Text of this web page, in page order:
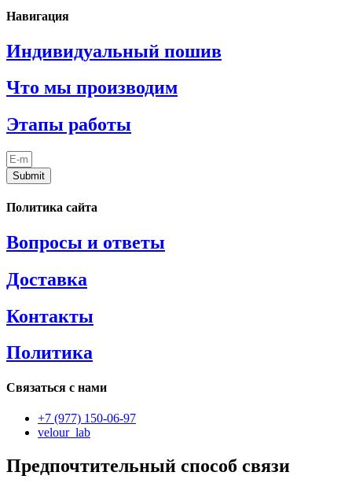
Навигация
Индивидуальный пошив
Что мы производим
Этапы работы
Submit
Политика сайта
Вопросы и ответы
Доставка
Контакты
Политика
Связаться с нами
+7 (977) 150-06-97
velour_lab
Предпочтительный способ связи